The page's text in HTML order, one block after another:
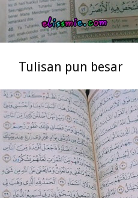
Tulisan pun besar